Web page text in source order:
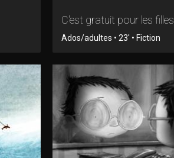
C'est gratuit pour les filles
Ados/adultes • 23' • Fiction